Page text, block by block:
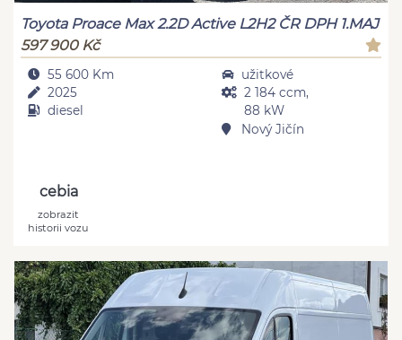
Toyota Proace Max 2.2D Active L2H2 ČR DPH 1.MAJ
597 900 Kč
55 600 Km
2025
diesel
užitkové
2 184 ccm,
88 kW
Nový Jičín
cebia
zobrazit
historii vozu